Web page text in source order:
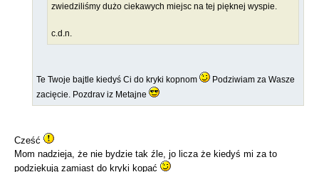
zwiedziliśmy dużo ciekawych miejsc na tej pięknej wyspie.
c.d.n.
Te Twoje bajtle kiedyś Ci do kryki kopnom
Podziwiam za Wasze
zacięcie. Pozdrav iz Metajne
Cześć
Mom nadzieja, że nie bydzie tak źle, jo licza że kiedyś mi za to
podziękują zamiast do kryki kopać